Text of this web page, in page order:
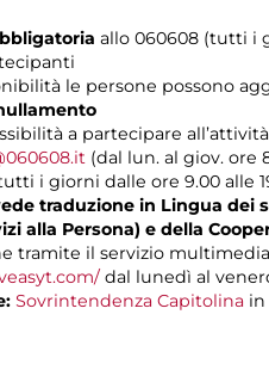
allo 060608 (tutti i
le persone possono
a partecipare
(dal lun. al giov. ore
i giorni dalle ore 9.00 alle
traduzione in Lingua dei
alla Persona) e della
tramite il servizio
dal lunedì al
Sovrintendenza Capitolina in